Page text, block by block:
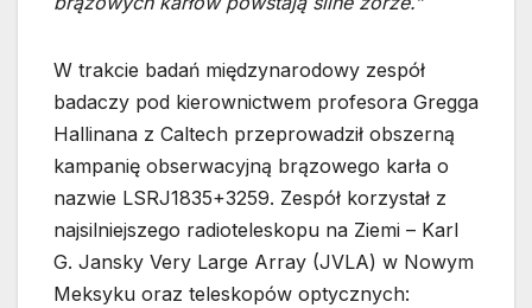
W trakcie badań międzynarodowy zespół
badaczy pod kierownictwem profesora Gregga
Hallinana z Caltech przeprowadził obszerną
kampanię obserwacyjną brązowego karła o
nazwie LSRJ1835+3259. Zespół korzystał z
najsilniejszego radioteleskopu na Ziemi – Karl
G. Jansky Very Large Array (JVLA) w Nowym
Meksyku oraz teleskopów optycznych: